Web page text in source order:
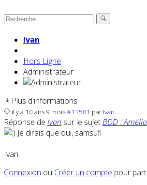
Ivan
Hors Ligne
Administrateur
Plus d'informations
il y a 10 ans 9 mois#11501 par Ivan
Réponse de Ivan sur le sujetBDD :
Je dirais que oui, samsufi
Ivan
Connexion ou Créer un compte pour